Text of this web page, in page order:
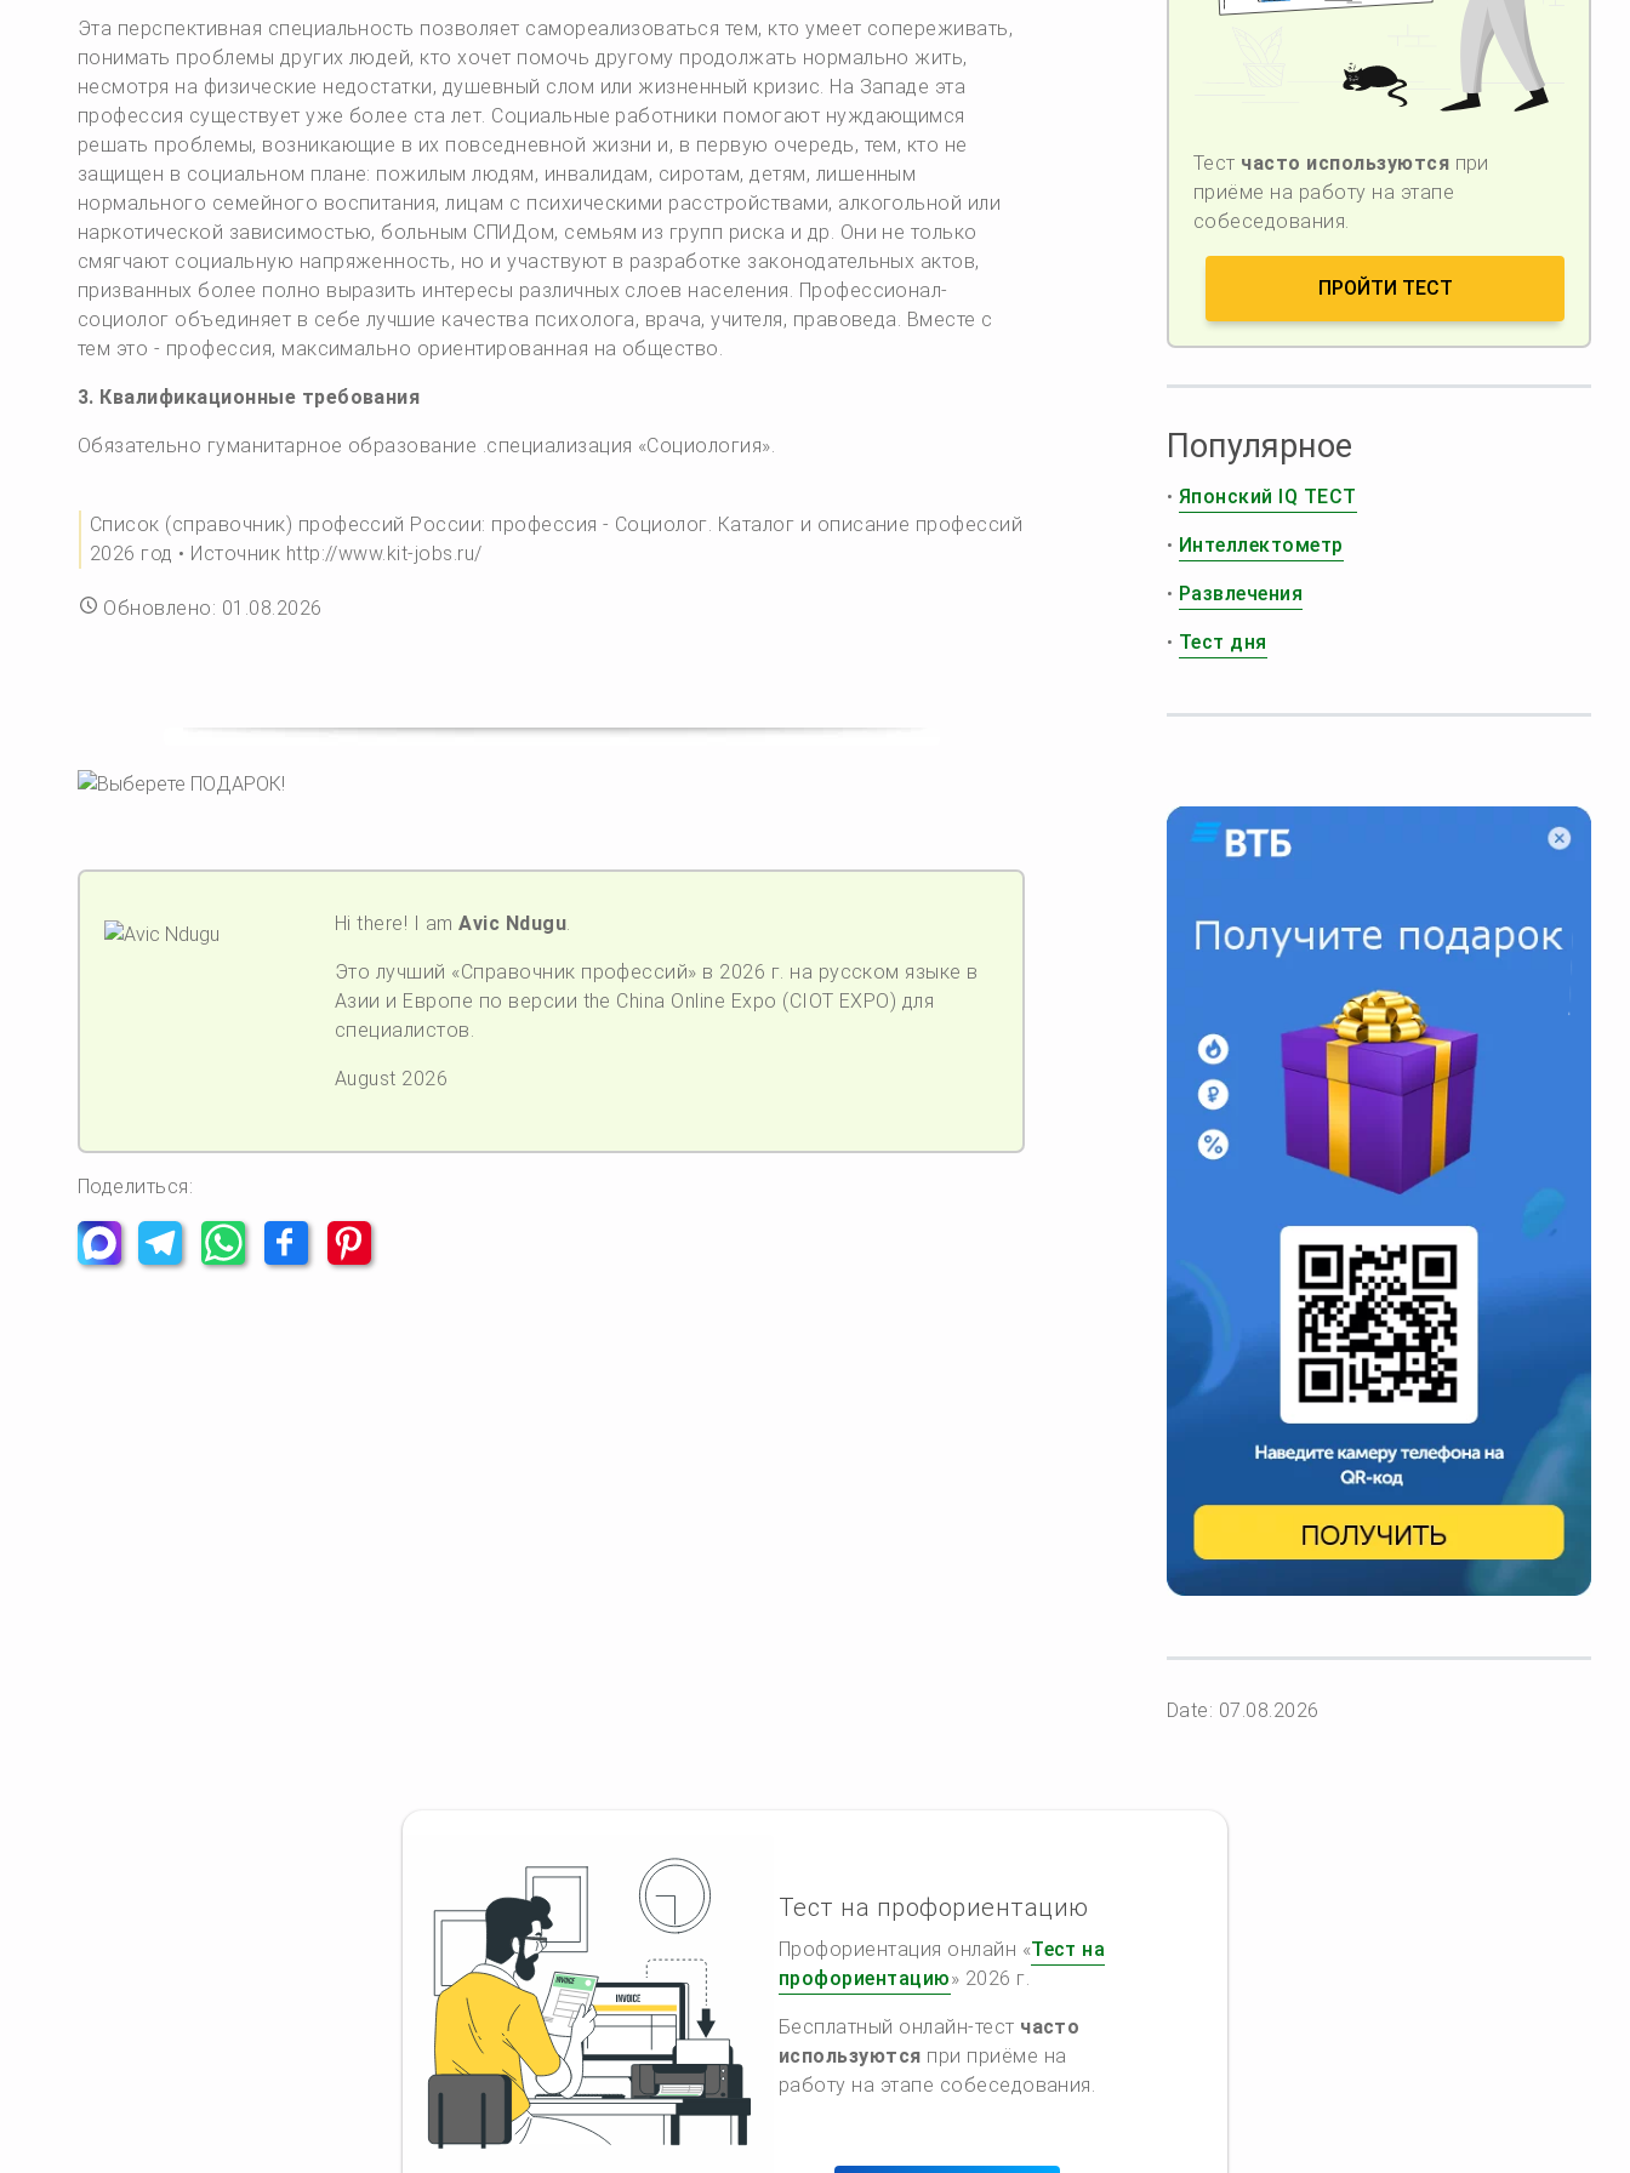
Эта перспективная специальность позволяет самореализоваться тем, кто умеет сопереживать,
понимать проблемы других людей, кто хочет помочь другому продолжать нормально жить,
несмотря на физические недостатки, душевный слом или жизненный кризис. На Западе эта
профессия существует уже более ста лет. Социальные работники помогают нуждающимся
решать проблемы, возникающие в их повседневной жизни и, в первую очередь, тем, кто не
защищен в социальном плане: пожилым людям, инвалидам, сиротам, детям, лишенным
нормального семейного воспитания, лицам с психическими расстройствами, алкогольной или
наркотической зависимостью, больным СПИДом, семьям из групп риска и др. Они не только
смягчают социальную напряженность, но и участвуют в разработке законодательных актов,
призванных более полно выразить интересы различных слоев населения. Профессионал-
социолог объединяет в себе лучшие качества психолога, врача, учителя, правоведа. Вместе с
тем это - профессия, максимально ориентированная на общество.
3. Квалификационные требования
Обязательно гуманитарное образование .специализация «Социология».
Список (справочник) профессий России: профессия - Социолог. Каталог и описание профессий
2026 год • Источник http://www.kit-jobs.ru/
Обновлено: 01.08.2026
Hi there! I amAvic Ndugu
Это лучший «Справочник профессий» в 2026 г. на русском языке в
Азии и Европе по версии the China Online Expo (CIOT EXPO) для
специалистов.
August 2026
Поделиться:
Тест часто используются при
приёме на работу на этапе
собеседования.
ПРОЙТИ ТЕСТ
Популярное
• Японский IQ ТЕСТ
• Интеллектометр
• Развлечения
• Тест дня
Date: 07.08.2026
Тест на профориентацию
Профориентация онлайн «Тест на
профориентацию» 2026 г.
Бесплатный онлайн-тест часто
используются при приёме на
работу на этапе собеседования.